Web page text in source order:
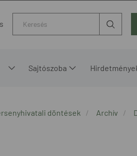
Sajtószoba
döntések Archív